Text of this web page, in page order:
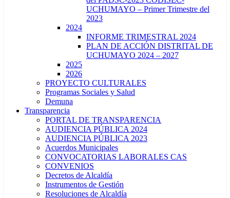
UCHUMAYO – Primer Trimestre del
2023
2024
INFORME TRIMESTRAL 2024
PLAN DE ACCIÓN DISTRITAL DE
UCHUMAYO 2024 – 2027
2025
2026
PROYECTO CULTURALES
Programas Sociales y Salud
Demuna
Transparencia
PORTAL DE TRANSPARENCIA
AUDIENCIA PÚBLICA 2024
AUDIENCIA PÚBLICA 2023
Acuerdos Municipales
CONVOCATORIAS LABORALES CAS
CONVENIOS
Decretos de Alcaldía
Instrumentos de Gestión
Resoluciones de Alcaldía